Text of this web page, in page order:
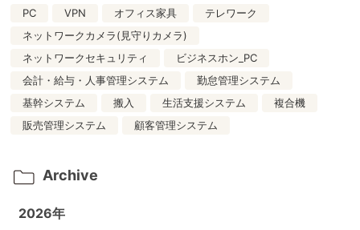
PC
VPN オフィス家具
テレワーク
ネットワークカメラ(見守りカメラ)
ネットワークセキュリティ
ビジネスホン_PC
会計・給与・人事管理システム
勤怠管理システム
基幹システム
搬入 生活支援システム
複合機
販売管理システム
顧客管理システム
Archive
2026年